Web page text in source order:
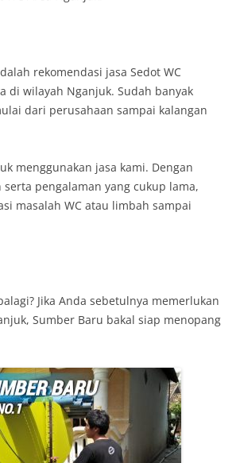
rekomendasi jasa Sedot WC
di wilayah Nganjuk. Sudah banyak
dari perusahaan sampai kalangan
menggunakan jasa kami. Dengan
serta pengalaman yang cukup lama,
masalah WC atau limbah sampai
Jika Anda sebetulnya memerlukan
Sumber Baru bakal siap menopang